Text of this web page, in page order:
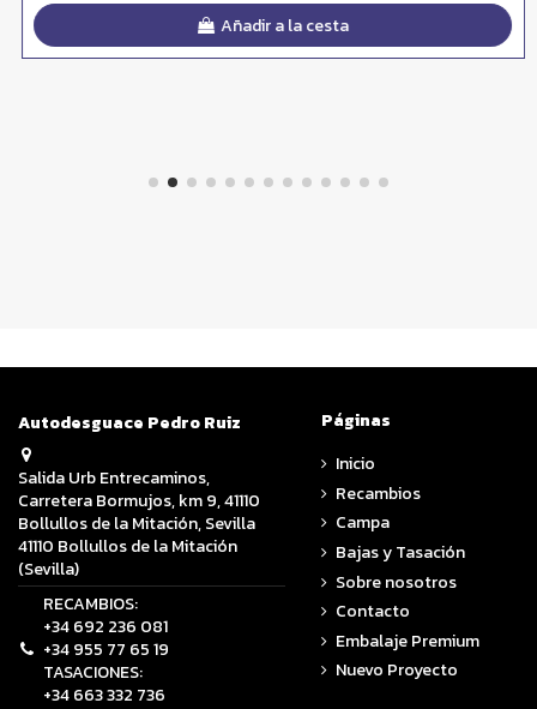
Añadir a la cesta
Autodesguace Pedro Ruiz
Salida Urb Entrecaminos,
Carretera Bormujos, km 9, 41110
Bollullos de la Mitación, Sevilla
41110 Bollullos de la Mitación
(Sevilla)
RECAMBIOS:
+34 692 236 081
+34 955 77 65 19
TASACIONES:
+34 663 332 736
Páginas
Inicio
Recambios
Campa
Bajas y Tasación
Sobre nosotros
Contacto
Embalaje Premium
Nuevo Proyecto